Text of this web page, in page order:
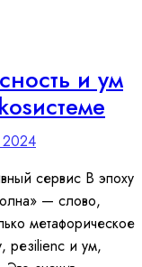
и ум
сервис В эпоху
— слово,
метафорическое
резilienс и ум,